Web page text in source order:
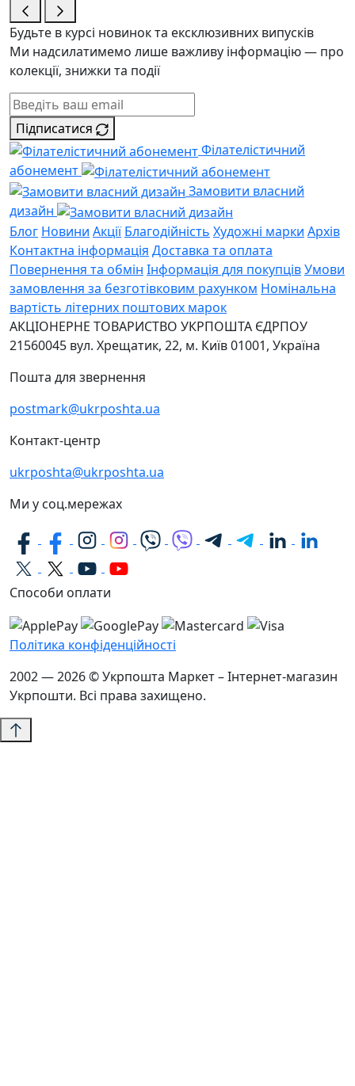
Будьте в курсі новинок та ексклюзивних випусків
Ми надсилатимемо лише важливу інформацію — про
колекції, знижки та події
Підписатися
Філателістичний
абонемент
Замовити власний
дизайн
Блог Новини Акції Благодійність Художні марки Архів
Контактна інформація Доставка та оплата
Повернення та обмін Інформація для покупцівУмови
замовлення за безготівковим рахунком Номінальна
вартість літерних поштових марок
АКЦІОНЕРНЕ ТОВАРИСТВО УКРПОШТА ЄДРПОУ
21560045 вул. Хрещатик, 22, м. Київ01001, Україна
Пошта для звернення
postmark@ukrposhta.ua
Контакт-центр
ukrposhta@ukrposhta.ua
Ми у соц.мережах
Способи оплати
Політика конфіденційності
2002 — 2026 © Укрпошта Маркет – Інтернет-магазин
Укрпошти. Всі права захищено.